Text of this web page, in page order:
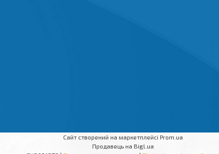
Сайт створений на маркетплейсі Prom.ua
Продавець на Bigl.ua